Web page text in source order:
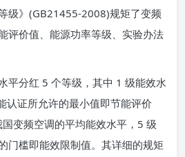
级》(GB21455-2008)规矩了变频
评价值、能源功率等级、实验办法
平分红 5 个等级，其中 1 级能效水
认证所允许的最小值即节能评价
变频空调的平均能效水平，5 级
门槛即能效限制值。其详细的规矩